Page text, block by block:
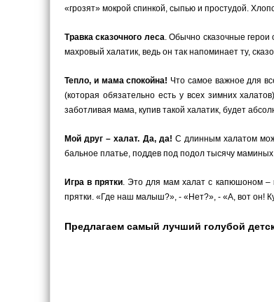
«грозят» мокрой спинкой, сыпью и простудой.
Травка сказочного леса. Обычно сказочные герои
махровый халатик, ведь он так напоминает ту,
Тепло, и мама спокойна! Что самое важное для
(которая обязательно есть у всех зимних
заботливая мама, купив такой халатик, будет
Мой друг – халат. Да, да! С длинным халатом
бальное платье, поддев под подол тысячу
Игра в прятки. Это для мам халат с капюшоном –
прятки. «Где наш малыш?», - «Нет?», - «А, вот он!
Предлагаем самый лучший голубой